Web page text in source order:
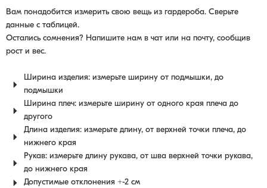
Вам понадобится измерить свою вещь из гардероба. Сверьте
данные с таблицей.
Остались сомнения? Напишите нам в чат или на почту, сообщив
рост и вес.
Ширина изделия: измерьте ширину от подмышки, до
подмышки
Ширина плеч: измерьте ширину от одного края плеча до
другого
Длина изделия: измерьте длину, от верхней точки плеча, до
нижнего края
Рукав: измерьте длину рукава, от шва верхней точки рукава,
до нижнего края
Допустимые отклонения +-2 см